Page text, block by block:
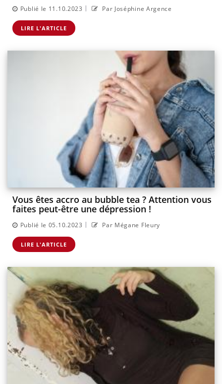
Publié le 11.10.2023 | Par Joséphine Argence
LIRE L'ARTICLE
Vous êtes accro au bubble tea ? Attention vous
faites peut-être une dépression !
Publié le 05.10.2023 | Par Mégane Fleury
LIRE L'ARTICLE